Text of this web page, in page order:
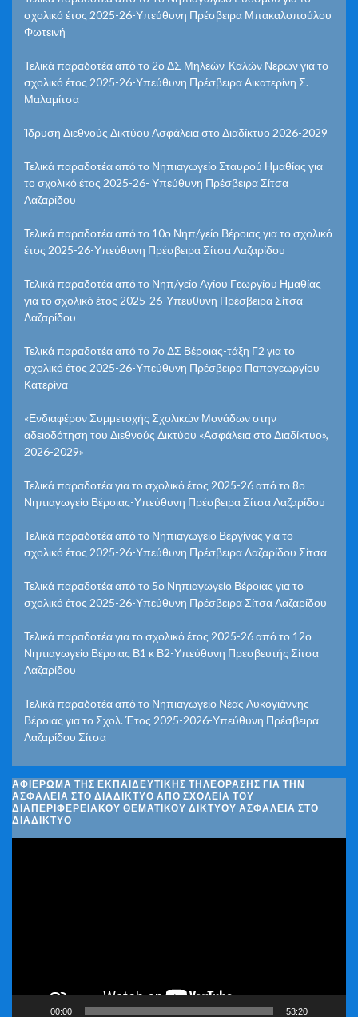
σχολικό έτος 2025-26-Υπεύθυνη Πρέσβειρα Μπακαλοπούλου
Φωτεινή
Τελικά παραδοτέα από το 2ο ΔΣ Μηλεών-Καλών Νερών για το
σχολικό έτος 2025-26-Υπεύθυνη Πρέσβειρα Αικατερίνη Σ.
Μαλαμίτσα
Ίδρυση Διεθνούς Δικτύου Ασφάλεια στο Διαδίκτυο 2026-2029
Τελικά παραδοτέα από το Νηπιαγωγείο Σταυρού Ημαθίας για
το σχολικό έτος 2025-26- Υπεύθυνη Πρέσβειρα Σίτσα
Λαζαρίδου
Τελικά παραδοτέα από το 10ο Νηπ/γείο Βέροιας για το σχολικό
έτος 2025-26-Υπεύθυνη Πρέσβειρα Σίτσα Λαζαρίδου
Τελικά παραδοτέα από το Νηπ/γείο Αγίου Γεωργίου Ημαθίας
για το σχολικό έτος 2025-26-Υπεύθυνη Πρέσβειρα Σίτσα
Λαζαρίδου
Τελικά παραδοτέα από το 7ο ΔΣ Βέροιας-τάξη Γ2 για το
σχολικό έτος 2025-26-Υπεύθυνη Πρέσβειρα Παπαγεωργίου
Κατερίνα
«Ενδιαφέρον Συμμετοχής Σχολικών Μονάδων στην
αδειοδότηση του Διεθνούς Δικτύου «Ασφάλεια στο Διαδίκτυο»,
2026-2029»
Τελικά παραδοτέα για το σχολικό έτος 2025-26 από το 8ο
Νηπιαγωγείο Βέροιας-Υπεύθυνη Πρέσβειρα Σίτσα Λαζαρίδου
Τελικά παραδοτέα από το Νηπιαγωγείο Βεργίνας για το
σχολικό έτος 2025-26-Υπεύθυνη Πρέσβειρα Λαζαρίδου Σίτσα
Τελικά παραδοτέα από το 5ο Νηπιαγωγείο Βέροιας για το
σχολικό έτος 2025-26-Υπεύθυνη Πρέσβειρα Σίτσα Λαζαρίδου
Τελικά παραδοτέα για το σχολικό έτος 2025-26 από το 12ο
Νηπιαγωγείο Βέροιας Β1 κ Β2-Υπεύθυνη Πρεσβευτής Σίτσα
Λαζαρίδου
Τελικά παραδοτέα από το Νηπιαγωγείο Νέας Λυκογιάννης
Βέροιας για το Σχολ. Έτος 2025-2026-Υπεύθυνη Πρέσβειρα
Λαζαρίδου Σίτσα
ΑΦΙΈΡΩΜΑ ΤΗΣ ΕΚΠΑΙΔΕΥΤΙΚΉΣ ΤΗΛΕΌΡΑΣΗΣ ΓΙΑ ΤΗΝ
ΑΣΦΆΛΕΙΑ ΣΤΟ ΔΙΑΔΊΚΤΥΟ ΑΠΌ ΣΧΟΛΕΊΑ ΤΟΥ
ΔΙΑΠΕΡΙΦΕΡΕΙΑΚΟΎ ΘΕΜΑΤΙΚΟΎ ΔΙΚΤΎΟΥ ΑΣΦΆΛΕΙΑ ΣΤΟ
ΔΙΑΔΊΚΤΥΟ
00:00 53:20